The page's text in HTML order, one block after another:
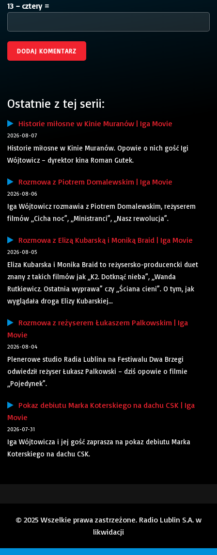
13 − cztery =
Ostatnie z tej serii:
Historie miłosne w Kinie Muranów | Iga Movie
2026-08-07
Historie miłosne w Kinie Muranów. Opowie o nich gość Igi
Wójtowicz – dyrektor kina Roman Gutek.
Rozmowa z Piotrem Domalewskim | Iga Movie
2026-08-06
Iga Wójtowicz rozmawia z Piotrem Domalewskim, reżyserem
filmów „Cicha noc”, „Ministranci”, „Nasz rewolucja”.
Rozmowa z Elizą Kubarską i Moniką Braid | Iga Movie
2026-08-05
Eliza Kubarska i Monika Braid to reżysersko-producencki duet
znany z takich filmów jak „K2. Dotknąć nieba”, „Wanda
Rutkiewicz. Ostatnia wyprawa” czy „Ściana cieni”. O tym, jak
wyglądała droga Elizy Kubarskiej...
Rozmowa z reżyserem Łukaszem Palkowskim | Iga
Movie
2026-08-04
Plenerowe studio Radia Lublina na Festiwalu Dwa Brzegi
odwiedził reżyser Łukasz Palkowski – dziś opowie o filmie
„Pojedynek”.
Pokaz debiutu Marka Koterskiego na dachu CSK | Iga
Movie
2026-07-31
Iga Wójtowicza i jej gość zaprasza na pokaz debiutu Marka
Koterskiego na dachu CSK.
© 2025 Wszelkie prawa zastrzeżone. Radio Lublin S.A. w
likwidacji